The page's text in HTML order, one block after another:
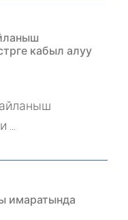
кабыл алуу
имаратында